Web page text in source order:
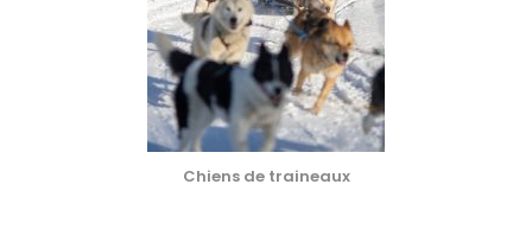
Chiens de traineaux